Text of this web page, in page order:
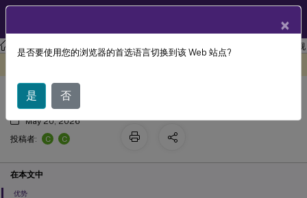
XenApp and XenDesktop XenApp 和 XenDesktop 7.15 LTSR 监视
会话录制 7.15
May 20, 2026
投稿者:
C C
在本文中
优势
×
是否要使用您的浏览器的首选语言切换到该 Web 站点?
是 否